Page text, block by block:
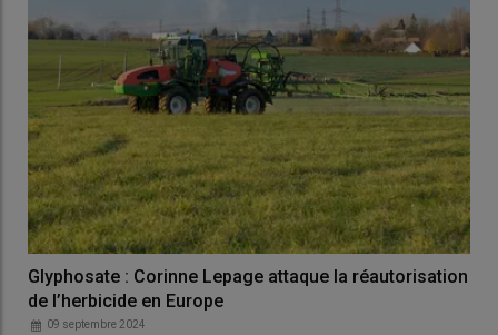
­Glyphosate : Corinne Lepage attaque la réautorisation
de l’herbicide en Europe
09 septembre 2024